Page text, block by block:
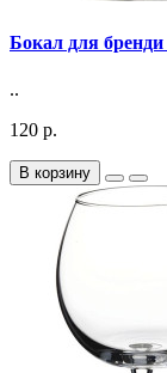
Бокал для
..
120 р.
В корзину